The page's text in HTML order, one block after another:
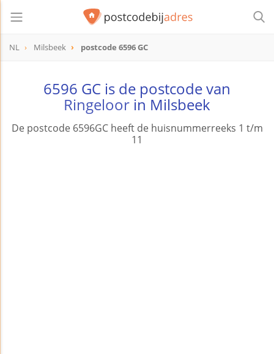
NL Milsbeek postcode 6596 GC
6596 GC is de postcode van
Ringeloor in Milsbeek
De postcode 6596GC heeft de huisnummerreeks 1 t/m
11